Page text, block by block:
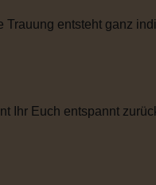
entsteht ganz
Ihr Euch entspannt